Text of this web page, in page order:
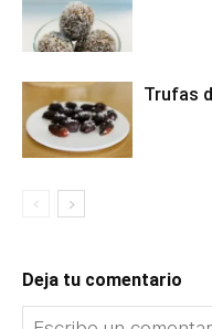
Trufas
Deja tu comentario